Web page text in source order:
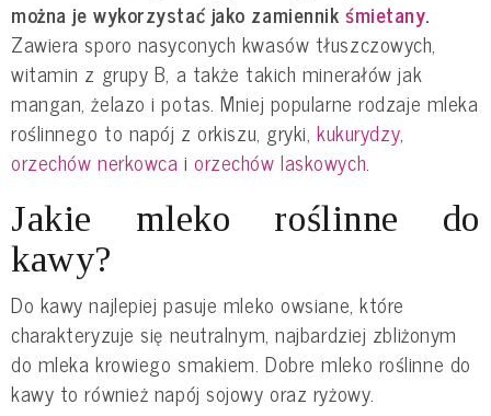
można je wykorzystać jako zamiennik śmietany.
Zawiera sporo nasyconych kwasów tłuszczowych,
witamin z grupy B, a także takich minerałów jak
mangan, żelazo i potas. Mniej popularne rodzaje mleka
roślinnego to napój z orkiszu, gryki,kukurydzy,
orzechów nerkowca iorzechów laskowych.
Jakie mleko roślinne do
kawy?
Do kawy najlepiej pasuje mleko owsiane, które
charakteryzuje się neutralnym, najbardziej zbliżonym
do mleka krowiego smakiem. Dobre mleko roślinne do
kawy to również napój sojowy oraz ryżowy.